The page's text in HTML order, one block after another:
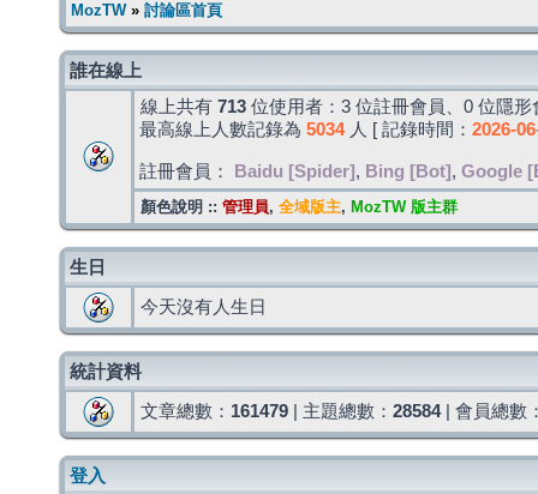
MozTW» 討論區首頁
誰在線上
線上共有 713 位使用者：3 位註冊會員、0 位隱
最高線上人數記錄為 5034人 [ 記錄時間： 2026-
註冊會員： Baidu [Spider] , Bing [Bot] , Google
顏色說明 :: 管理員, 全域版主, MozTW 版主群
生日
今天沒有人生日
統計資料
文章總數： 161479 | 主題總數： 28584| 會員總數
登入